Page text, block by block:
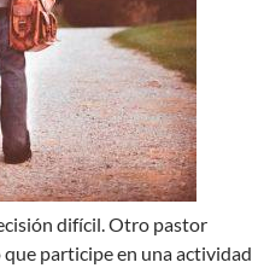
difícil. Otro pastor
participe en una actividad